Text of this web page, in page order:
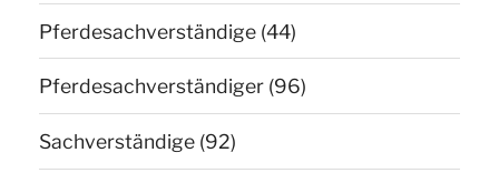
Pferdesachverständige (44)
Pferdesachverständiger (96)
Sachverständige (92)